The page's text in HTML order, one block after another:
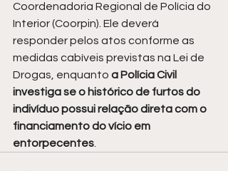
Coordenadoria Regional de Polícia do
Interior (Coorpin). Ele deverá
responder pelos atos conforme as
medidas cabíveis previstas na Lei de
Drogas, enquanto a Polícia Civil
investiga se o histórico de furtos do
indivíduo possui relação direta com o
financiamento do vício em
entorpecentes